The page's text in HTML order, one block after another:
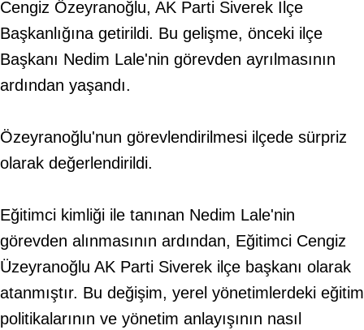
Cengiz Özeyranoğlu, AK Parti Siverek İlçe
Başkanlığına getirildi. Bu gelişme, önceki ilçe
Başkanı Nedim Lale'nin görevden ayrılmasının
ardından yaşandı.
Özeyranoğlu'nun görevlendirilmesi ilçede sürpriz
olarak değerlendirildi.
Eğitimci kimliği ile tanınan Nedim Lale'nin
görevden alınmasının ardından, Eğitimci Cengiz
Üzeyranoğlu AK Parti Siverek ilçe başkanı olarak
atanmıştır. Bu değişim, yerel yönetimlerdeki eğitim
politikalarının ve yönetim anlayışının nasıl